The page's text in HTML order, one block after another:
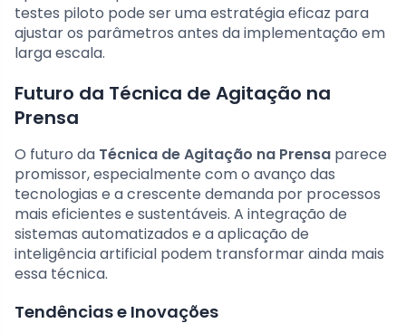
testes piloto pode ser uma estratégia eficaz para
ajustar os parâmetros antes da implementação em
larga escala.
Futuro da Técnica de Agitação na
Prensa
O futuro da Técnica de Agitação na Prensa parece
promissor, especialmente com o avanço das
tecnologias e a crescente demanda por processos
mais eficientes e sustentáveis. A integração de
sistemas automatizados e a aplicação de
inteligência artificial podem transformar ainda mais
essa técnica.
Tendências e Inovações